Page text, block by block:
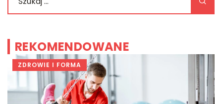
REKOMENDOWANE
ZDROWIE I FORMA